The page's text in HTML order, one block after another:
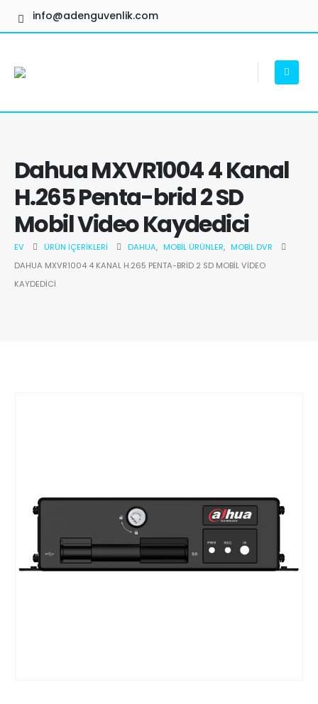
info@adenguvenlik.com
Dahua MXVR1004 4 Kanal
H.265 Penta-brid 2 SD
Mobil Video Kaydedici
EV ÜRÜN İÇERIKLERI DAHUA, MOBIL ÜRÜNLER, MOBIL DVR
DAHUA MXVR1004 4 KANAL H.265 PENTA-BRID 2 SD MOBIL VIDEO
KAYDEDICI